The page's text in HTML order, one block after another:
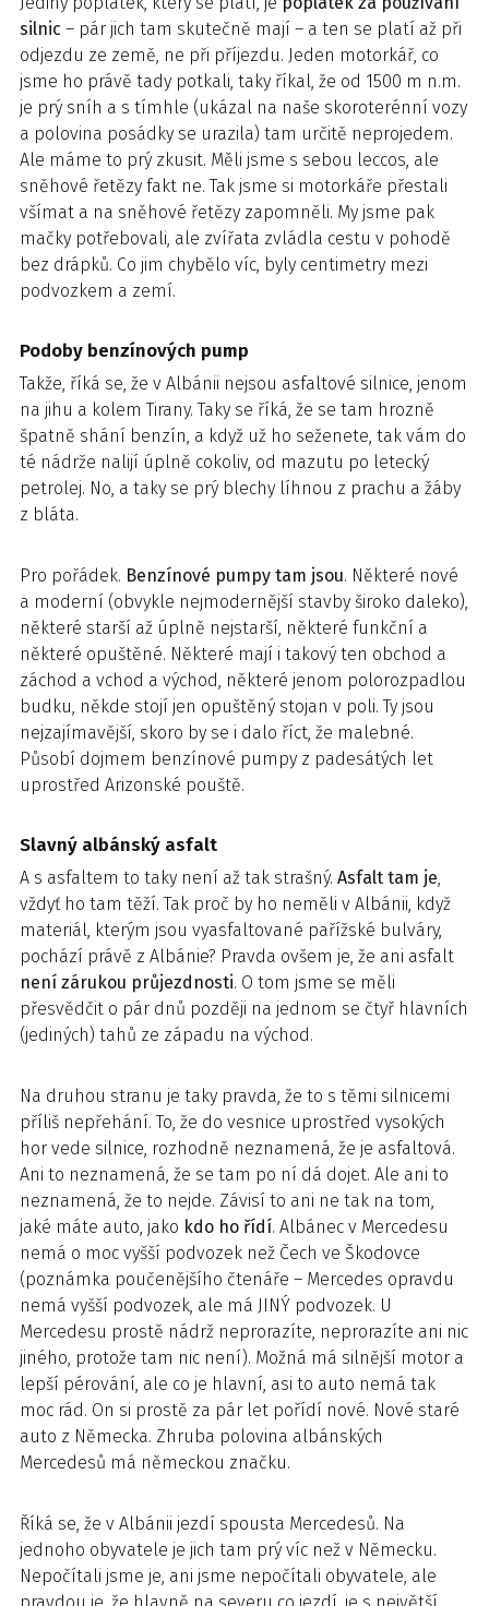
silnic – pár jich tam skutečně mají – a ten se platí až při
odjezdu ze země, ne při příjezdu. Jeden motorkář, co
jsme ho právě tady potkali, taky říkal, že od 1500 m n.m.
je prý sníh a s tímhle (ukázal na naše skoroterénní vozy
a polovina posádky se urazila) tam určitě neprojedem.
Ale máme to prý zkusit. Měli jsme s sebou leccos, ale
sněhové řetězy fakt ne. Tak jsme si motorkáře přestali
všímat a na sněhové řetězy zapomněli. My jsme pak
mačky potřebovali, ale zvířata zvládla cestu v pohodě
bez drápků. Co jim chybělo víc, byly centimetry mezi
podvozkem a zemí.
Podoby benzínových pump
Takže, říká se, že v Albánii nejsou asfaltové silnice, jenom
na jihu a kolem Tirany. Taky se říká, že se tam hrozně
špatně shání benzín, a když už ho seženete, tak vám do
té nádrže nalijí úplně cokoliv, od mazutu po letecký
petrolej. No, a taky se prý blechy líhnou z prachu a žáby
z bláta.
Pro pořádek. Benzínové pumpy tam jsou. Některé nové
a moderní (obvykle nejmodernější stavby široko daleko),
některé starší až úplně nejstarší, některé funkční a
některé opuštěné. Některé mají i takový ten obchod a
záchod a vchod a východ, některé jenom polorozpadlou
budku, někde stojí jen opuštěný stojan v poli. Ty jsou
nejzajímavější, skoro by se i dalo říct, že malebné.
Působí dojmem benzínové pumpy z padesátých let
uprostřed Arizonské pouště.
Slavný albánský asfalt
A s asfaltem to taky není až tak strašný. Asfalt tam je,
vždyť ho tam těží. Tak proč by ho neměli v Albánii, když
materiál, kterým jsou vyasfaltované pařížské bulváry,
pochází právě z Albánie? Pravda ovšem je, že ani asfalt
není zárukou průjezdnosti. O tom jsme se měli
přesvědčit o pár dnů později na jednom se čtyř hlavních
(jediných) tahů ze západu na východ.
Na druhou stranu je taky pravda, že to s těmi silnicemi
příliš nepřehání. To, že do vesnice uprostřed vysokých
hor vede silnice, rozhodně neznamená, že je asfaltová.
Ani to neznamená, že se tam po ní dá dojet. Ale ani to
neznamená, že to nejde. Závisí to ani ne tak na tom,
jaké máte auto, jako kdo ho řídí. Albánec v Mercedesu
nemá o moc vyšší podvozek než Čech ve Škodovce
(poznámka poučenějšího čtenáře – Mercedes opravdu
nemá vyšší podvozek, ale má JINÝ podvozek. U
Mercedesu prostě nádrž neprorazíte, neprorazíte ani nic
jiného, protože tam nic není). Možná má silnější motor a
lepší pérování, ale co je hlavní, asi to auto nemá tak
moc rád. On si prostě za pár let pořídí nové. Nové staré
auto z Německa. Zhruba polovina albánských
Mercedesů má německou značku.
Říká se, že v Albánii jezdí spousta Mercedesů. Na
jednoho obyvatele je jich tam prý víc než v Německu.
Nepočítali jsme je, ani jsme nepočítali obyvatele, ale